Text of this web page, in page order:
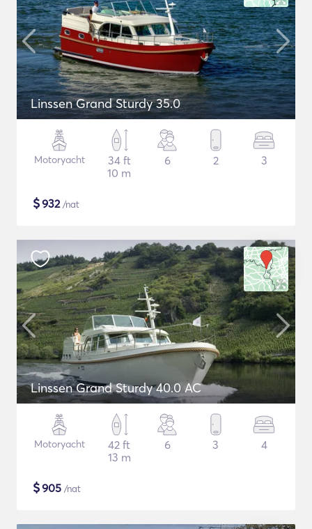
Linssen Grand Sturdy 35.0
Motoryacht
34 ft
10 m
6 2 3
$932/nat
Linssen Grand Sturdy 40.0 AC
Motoryacht
42 ft
13 m
6 3 4
$905 /nat